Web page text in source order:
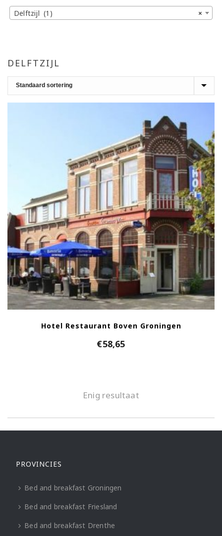
DELFTZIJL
Hotel Restaurant Boven Groningen
€58,65
Enig resultaat
×
Delftzijl (1)
PROVINCIES
Bed and breakfast Groningen
Bed and breakfast Friesland
Bed and breakfast Drenthe